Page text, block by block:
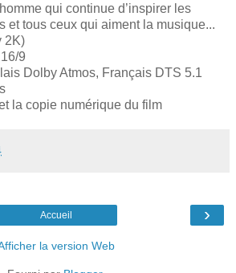
qui continue d’inspirer les
et tous ceux qui aiment la musique...
2K)
9
Dolby Atmos, Français DTS 5.1
la copie numérique du film
›
Accueil
la version Web